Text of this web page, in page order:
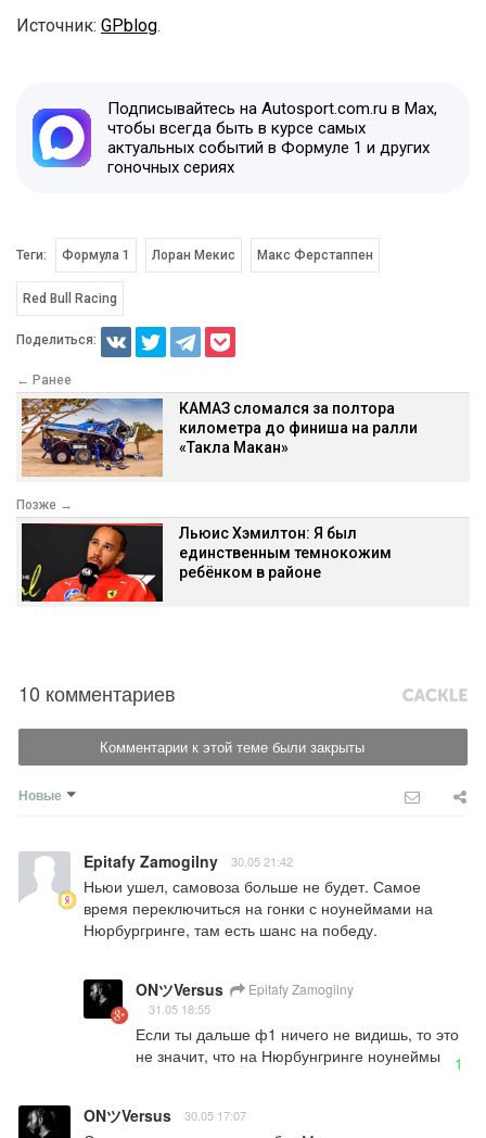
Источник: GPblog.
Подписывайтесь на Autosport.com.ru в Max,
чтобы всегда быть в курсе самых
актуальных событий в Формуле 1 и других
гоночных сериях
Теги: Формула 1 Лоран Мекис Макс Ферстаппен
Red Bull Racing
Поделиться:
← Ранее
КАМАЗ сломался за полтора
километра до финиша на ралли
«Такла Макан»
Позже →
Льюис Хэмилтон: Я был
единственным темнокожим
ребёнком в районе
10 комментариев
Комментарии к этой теме были закрыты
Новые
Epitafy Zamogilny 30.05 21:42
Ньюи ушел, самовоза больше не будет. Самое
время переключиться на гонки с ноунеймами на
Нюрбургринге, там есть шанс на победу.
ONツVersus Epitafy Zamogilny
31.05 18:55
Если ты дальше ф1 ничего не видишь, то это
не значит, что на Нюрбунгринге ноунеймы
1
ONツVersus 30.05 17:07